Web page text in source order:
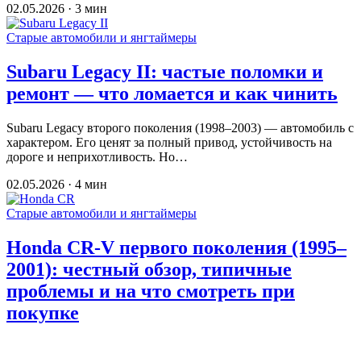
02.05.2026 · 3 мин
Старые автомобили и янгтаймеры
Subaru Legacy II: частые поломки и
ремонт — что ломается и как чинить
Subaru Legacy второго поколения (1998–2003) — автомобиль с
характером. Его ценят за полный привод, устойчивость на
дороге и неприхотливость. Но…
02.05.2026 · 4 мин
Старые автомобили и янгтаймеры
Honda CR-V первого поколения (1995–
2001): честный обзор, типичные
проблемы и на что смотреть при
покупке